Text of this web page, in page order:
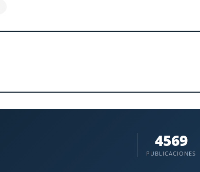
4569
PUBLICACIONES